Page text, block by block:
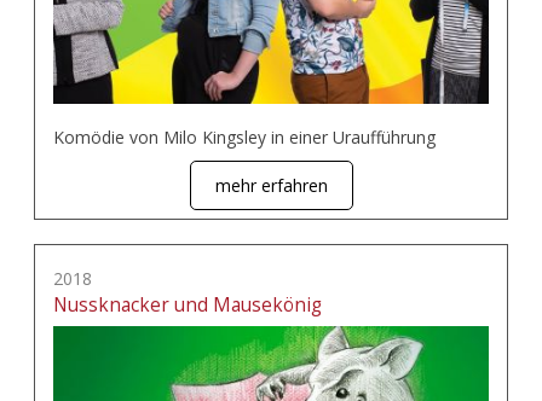
Komödie von Milo Kingsley in einer Uraufführung
mehr erfahren
2018
Nussknacker und Mausekönig